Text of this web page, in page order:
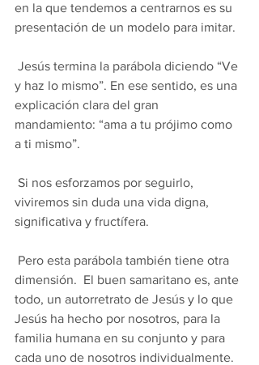
en la que tendemos a centrarnos es su
presentación de un modelo para imitar.
y haz lo mismo”. En ese sentido, es una
explicación clara del gran
mandamiento: “ama a tu prójimo como
a ti mismo”.
viviremos sin duda una vida digna,
significativa y fructífera.
dimensión.  El buen samaritano es, ante
todo, un autorretrato de Jesús y lo que
Jesús ha hecho por nosotros, para la
familia humana en su conjunto y para
cada uno de nosotros individualmente.